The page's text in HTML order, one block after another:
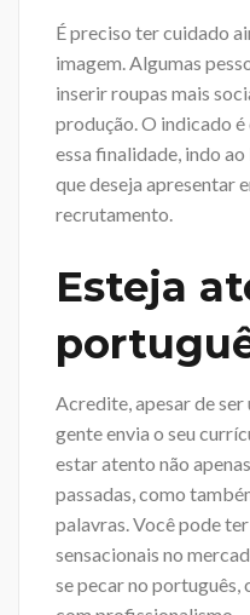
É preciso ter cuidado
imagem. Algumas
inserir roupas mais
produção. O indicado
essa finalidade, indo
que deseja apresentar
recrutamento.
Esteja
Acredite, apesar de
gente envia o seu
estar atento não
passadas, como
palavras. Você pode
sensacionais no
se pecar no português,